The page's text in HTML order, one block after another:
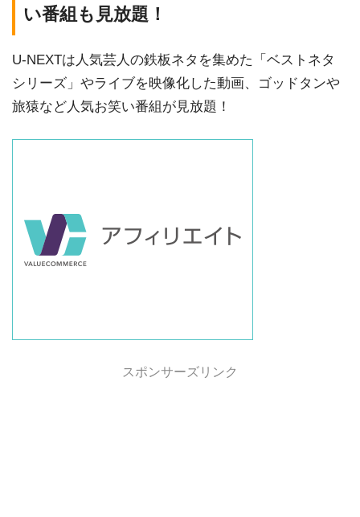
い番組も見放題！
U-NEXTは人気芸人の鉄板ネタを集めた「ベストネタ
シリーズ」やライブを映像化した動画、ゴッドタンや
旅猿など人気お笑い番組が見放題！
スポンサーズリンク